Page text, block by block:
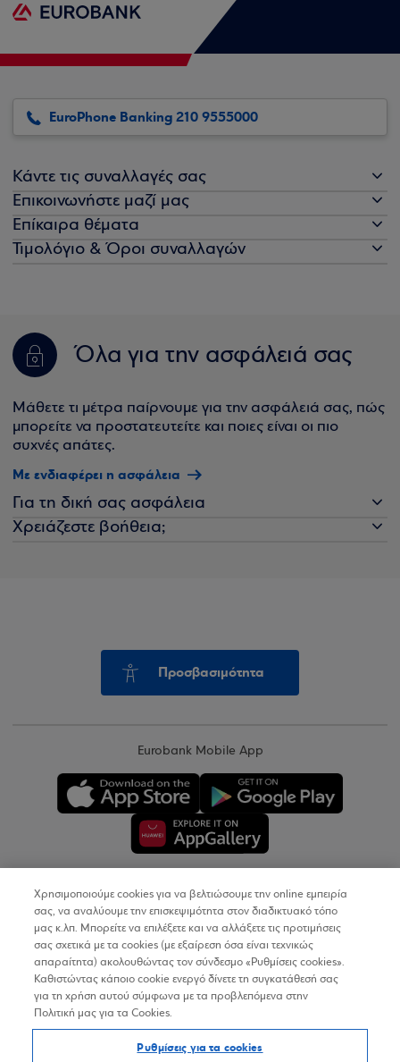
EuroPhone Banking 210 9555000
Κάντε τις συναλλαγές σας
Επικοινωνήστε μαζί μας
Επίκαιρα θέματα
Τιμολόγιο & Όροι συναλλαγών
Όλα για την ασφάλειά σας
Μάθετε τι μέτρα παίρνουμε για την ασφάλειά σας, πώς
μπορείτε να προστατευτείτε και ποιες είναι οι πιο
συχνές απάτες.
Με ενδιαφέρει η ασφάλεια
Για τη δική σας ασφάλεια
Χρειάζεστε βοήθεια;
Προσβασιμότητα
Eurobank Mobile App
Copyright © 2026
Όροι Χρήσης
Προσωπικά Δεδομένα στον Διαδικτυακό Τόπο
Δήλωση Προσβασιμότητας
Χρησιμοποιούμε cookies για να βελτιώσουμε την online εμπειρία
σας, να αναλύουμε την επισκεψιμότητα στον διαδικτυακό τόπο
μας κ.λπ. Μπορείτε να επιλέξετε και να αλλάξετε τις προτιμήσεις
σας σχετικά με τα cookies (με εξαίρεση όσα είναι τεχνικώς
απαραίτητα) ακολουθώντας τον σύνδεσμο «Ρυθμίσεις cookies».
Καθιστώντας κάποιο cookie ενεργό δίνετε τη συγκατάθεσή σας
για τη χρήση αυτού σύμφωνα με τα προβλεπόμενα στην
Πολιτική μας για τα Cookies.
Ρυθμίσεις για τα cookies